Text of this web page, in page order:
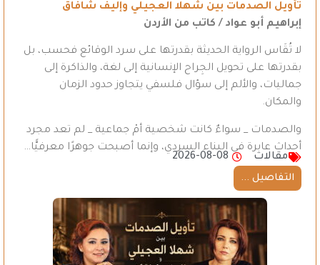
تأويل الصدمات بين شهلا العجيلي وإليف شافاق
إبراهيم أبو عواد / كاتب من الأردن
لا تُقَاس الرواية الحديثة بقدرتها على سرد الوقائع فحسب، بل
بقدرتها على تحويل الجِراح الإنسانية إلى لغة، والذاكرة إلى
جماليات، والألم إلى سؤال فلسفي يتجاوز حدود الزمان
والمكان.
والصدمات _ سواءٌ كانت شخصية أمْ جماعية _ لم تعد مجرد
أحداث عابرة في البناء السردي، وإنما أصبحت جوهرًا معرفيًّا…
مقالات
2026-08-08
التفاصيل ...